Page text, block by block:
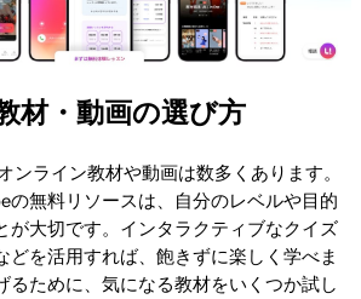
材・動画の選び方
ンライン教材や動画は数多くあります。
の無料リソースは、自分のレベルや目的
が大切です。インタラクティブなクイズ
どを活用すれば、飽きずに楽しく学べま
るために、気になる教材をいくつか試し